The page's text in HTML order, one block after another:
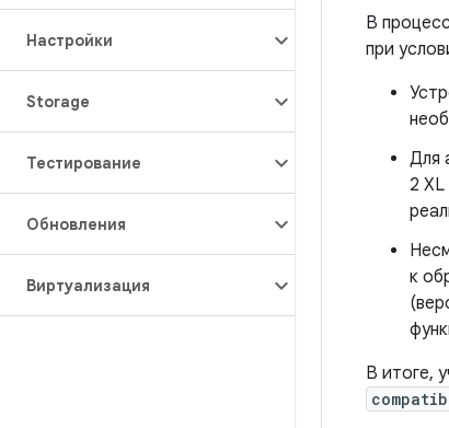
Настройки
Storage
Тестирование
Обновления
Виртуализация
В
при
Для
2
к
В итоге,